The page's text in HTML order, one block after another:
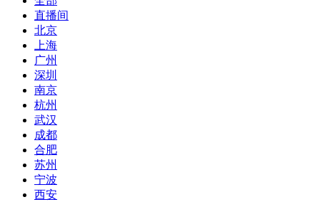
直播间
北京
上海
广州
深圳
南京
杭州
武汉
成都
合肥
苏州
宁波
西安